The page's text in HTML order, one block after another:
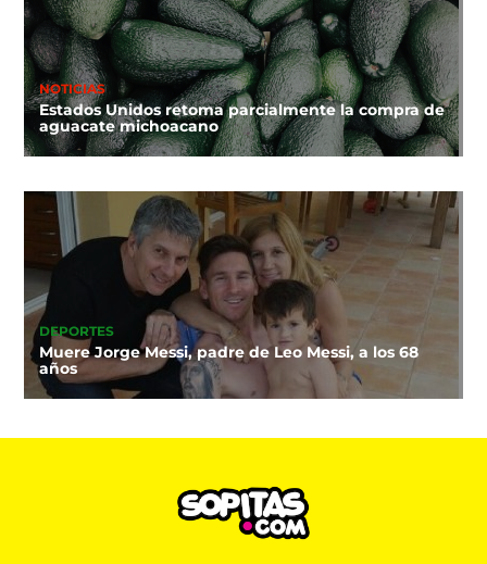
NOTICIAS
Estados Unidos retoma parcialmente la compra de
aguacate michoacano
DEPORTES
Muere Jorge Messi, padre de Leo Messi, a los 68
años